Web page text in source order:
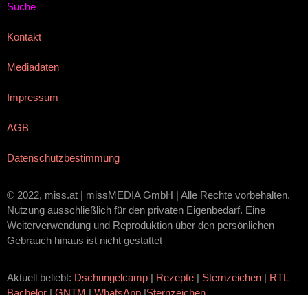
Suche
Kontakt
Mediadaten
Impressum
AGB
Datenschutzbestimmung
© 2022, miss.at | missMEDIA GmbH | Alle Rechte vorbehalten.
Nutzung ausschließlich für den privaten Eigenbedarf. Eine
Weiterverwendung und Reproduktion über den persönlichen
Gebrauch hinaus ist nicht gestattet
Aktuell beliebt: Dschungelcamp | Rezepte | Sternzeichen | RTL